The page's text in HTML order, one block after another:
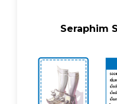
Seraphim